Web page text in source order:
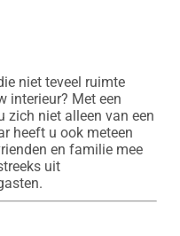
niet teveel ruimte
interieur? Met een
zich niet alleen van een
heeft u ook meteen
en familie mee
uit